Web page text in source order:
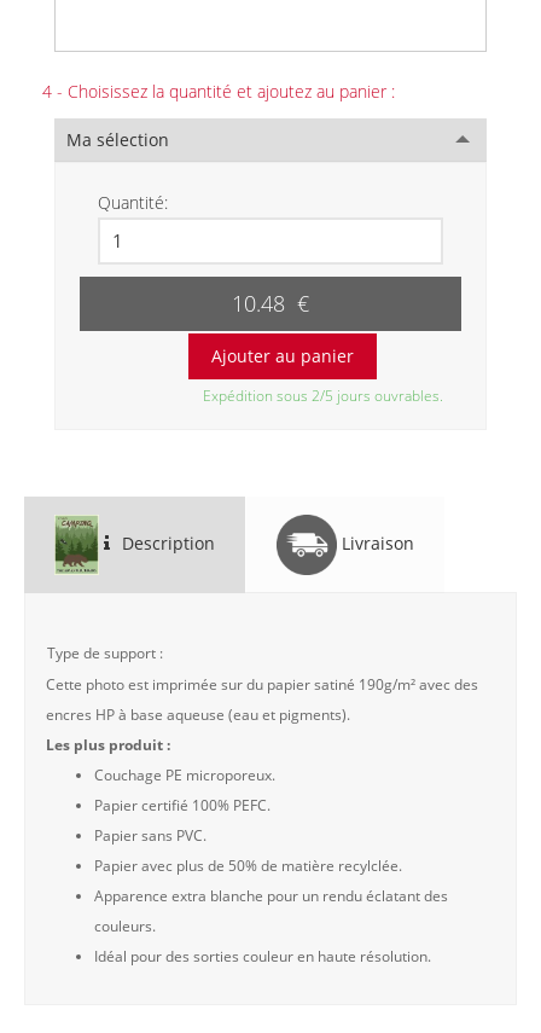
4 - Choisissez la quantité et ajoutez au panier :
Ma sélection
Quantité:
10.48 €
Expédition sous 2/5 jours ouvrables.
Description Livraison
Type de support :
Cette photo est imprimée sur du papier satiné 190g/m² avec des
encres HP à base aqueuse (eau et pigments).
Les plus produit :
Couchage PE microporeux.
Papier certifié 100% PEFC.
Papier sans PVC.
Papier avec plus de 50% de matière recylclée.
Apparence extra blanche pour un rendu éclatant des
couleurs.
Idéal pour des sorties couleur en haute résolution.